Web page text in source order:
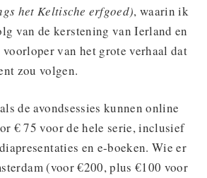
het Keltische erfgoed), waarin ik
van de kerstening van Ierland en
van het grote verhaal dat
zou volgen.
de avondsessies kunnen online
€ 75 voor de hele serie, inclusief
en e-boeken. Wie er
(voor €200, plus €100 voor